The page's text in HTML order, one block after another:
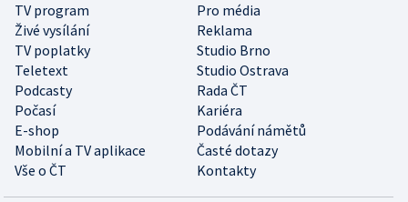
TV program
Pro média
Živé vysílání
Reklama
TV poplatky
Studio Brno
Teletext
Studio Ostrava
Podcasty
Rada ČT
Počasí
Kariéra
E-shop
Podávání námětů
Mobilní a TV aplikace
Časté dotazy
Vše o ČT
Kontakty